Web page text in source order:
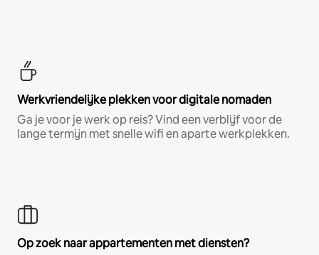
Werkvriendelijke plekken voor digitale nomaden
Ga je voor je werk op reis? Vind een verblijf voor de
lange termijn met snelle wifi en aparte werkplekken.
Op zoek naar appartementen met diensten?